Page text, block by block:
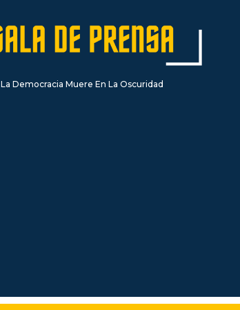
La Democracia Muere En La Oscuridad